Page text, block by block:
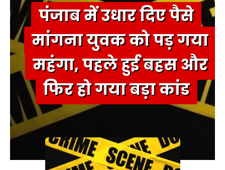
पंजाब में उधार दिए पैसे
मांगना युवक को पड़ गया
महंगा, पहले हुई बहस और
फिर हो गया बड़ा कांड